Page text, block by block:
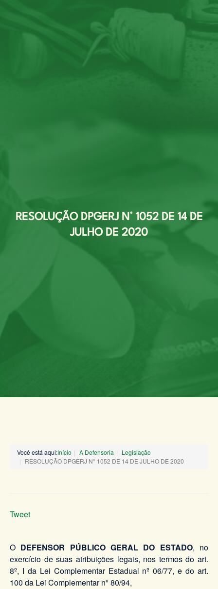
RESOLUÇÃO DPGERJ N° 1052 DE 14 DE
JULHO DE 2020
Você está aqui:Início A Defensoria
Legislação
RESOLUÇÃO DPGERJ N° 1052 DE 14 DE JULHO DE 2020
Tweet
O DEFENSOR PÚBLICO GERAL DO ESTADO, no
exercício de suas atribuições legais, nos termos do art.
8º, I da Lei Complementar Estadual nº 06/77, e do art.
100 da Lei Complementar nº 80/94,